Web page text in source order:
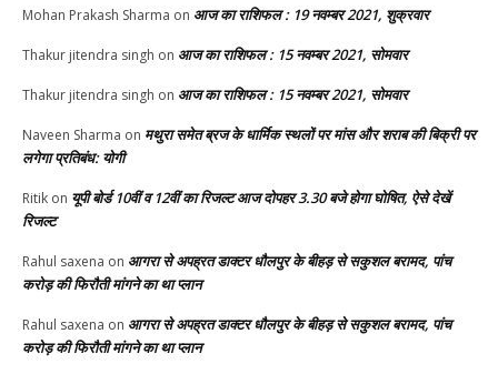
Mohan Prakash Sharma on आज का राशिफल : 19 नवम्बर 2021, शुक्रवार
Thakur jitendra singh on आज का राशिफल : 15 नवम्बर 2021, सोमवार
Thakur jitendra singh on आज का राशिफल : 15 नवम्बर 2021, सोमवार
Naveen Sharma on मथुरा समेत ब्रज के धार्मिक स्थलों पर मांस और शराब की बिक्री पर
लगेगा प्रतिबंध: योगी
Ritik on यूपी बोर्ड 10वीं व 12वीं का रिजल्ट आज दोपहर 3.30 बजे होगा घोषित, ऐसे देखें
रिजल्ट
Rahul saxena on आगरा से अपह्रत डाक्टर धौलपुर के बीहड़ से सकुशल बरामद, पांच
करोड़ की फिरौती मांगने का था प्लान
Rahul saxena on आगरा से अपह्रत डाक्टर धौलपुर के बीहड़ से सकुशल बरामद, पांच
करोड़ की फिरौती मांगने का था प्लान